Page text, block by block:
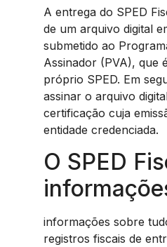
A entrega do SPED
de um arquivo digital
submetido ao
Assinador (PVA), que
próprio SPED. Em
assinar o arquivo
certificação cuja
entidade credenciada.
O SPED
informações sobre
registros fiscais de